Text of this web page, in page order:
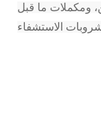
ومكملات ما قبل